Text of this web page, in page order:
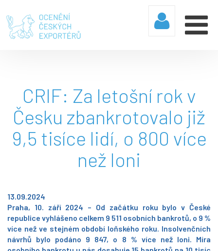
CRIF: Za letošní rok v
Česku zbankrotovalo již
9,5 tisíce lidí, o 800 více
než loni
13.09.2024
Praha, 10. září 2024 – Od začátku roku bylo v České
republice vyhlášeno celkem 9 511 osobních bankrotů, o 9 %
více než ve stejném období loňského roku. Insolvenčních
návrhů bylo podáno 9 847, o 8 % více než loni. Míra